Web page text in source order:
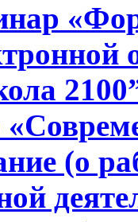
(о